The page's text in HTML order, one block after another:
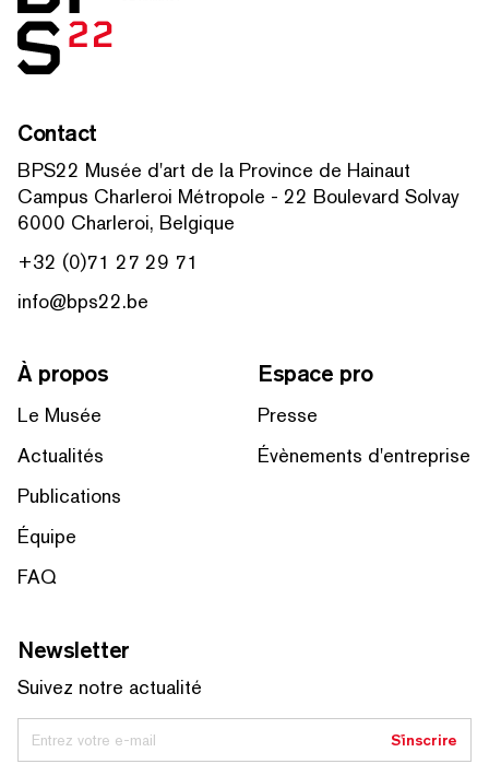
Contact
BPS22 Musée d'art de la Province de Hainaut
Campus Charleroi Métropole - 22 Boulevard Solvay
6000 Charleroi, Belgique
+32 (0)71 27 29 71
info@bps22.be
À propos
Le Musée
Actualités
Publications
Équipe
FAQ
Espace pro
Presse
Évènements d'entreprise
Newsletter
Suivez notre actualité
Entrez votre e-mail S'inscrire